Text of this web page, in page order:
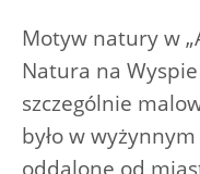
Motyw natury w
Natura na
szczególnie
było w
oddalone od